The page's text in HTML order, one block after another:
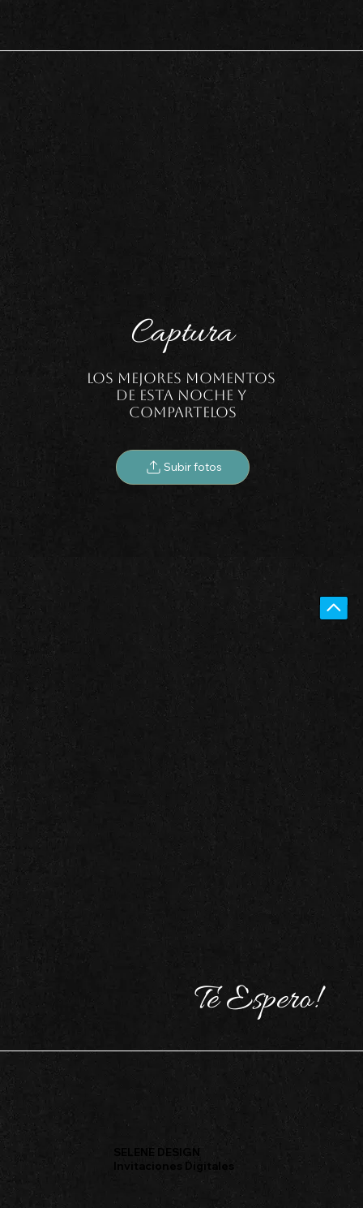
Captura
Los Mejores Momentos
De Esta Noche Y
Compartelos
Subir fotos
Te Espero!
SELENE DESIGN
Invitaciones Digitales